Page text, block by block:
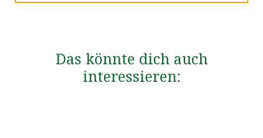
Das könnte dich auch
interessieren: